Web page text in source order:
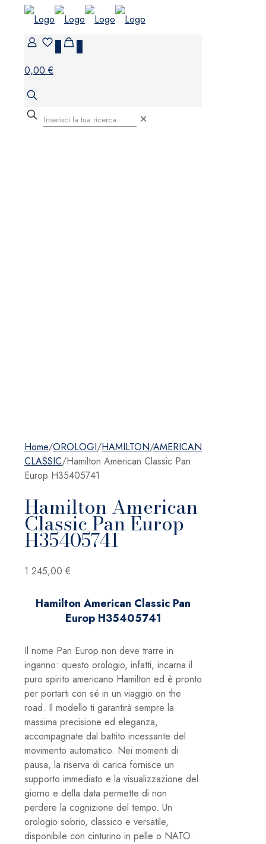
0,00 €
✕
Home/OROLOGI/HAMILTON/AMERICAN
CLASSIC/Hamilton American Classic Pan
Europ H35405741
Hamilton American
Classic Pan Europ
H35405741
1.245,00 €
Hamilton American Classic Pan
Europ H35405741
Il nome Pan Europ non deve trarre in
inganno: questo orologio, infatti, incarna il
puro spirito americano Hamilton ed è pronto
per portarti con sé in un viaggio on the
road. Il modello ti garantirà sempre la
massima precisione ed eleganza,
accompagnate dal battito incessante del
movimento automatico. Nei momenti di
pausa, la riserva di carica fornisce un
supporto immediato e la visualizzazione del
giorno e della data permette di non
perdere la cognizione del tempo. Un
orologio sobrio, classico e versatile,
disponibile con cinturino in pelle o NATO.